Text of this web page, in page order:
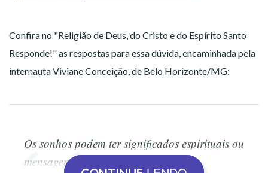
Confira no "Religião de Deus, do Cristo e do Espírito Santo
Responde!" as respostas para essa dúvida, encaminhada pela
internauta Viviane Conceição, de Belo Horizonte/MG:
Os sonhos podem ter significados espirituais ou
mensagens de Deus?